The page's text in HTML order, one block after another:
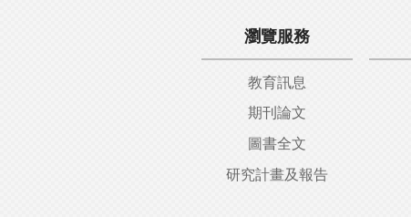
瀏覽服務
教育訊息
期刊論文
圖書全文
研究計畫及報告